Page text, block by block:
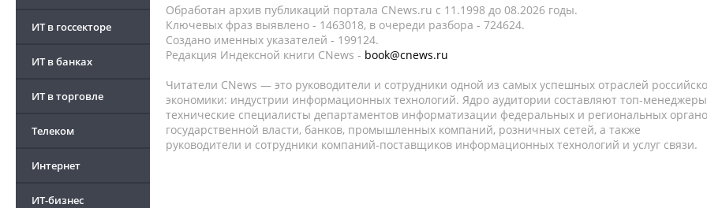
ИТ в госсекторе
ИТ в банках
ИТ в торговле
Телеком
Интернет
ИТ-бизнес
Обработан архив публикаций портала CNews.ru c 11.1998 до 08.2026 годы.
Ключевых фраз выявлено - 1463018, в очереди разбора - 724624.
Создано именных указателей - 199124.
Редакция Индексной книги CNews - book@cnews.ru
Читатели CNews — это руководители и сотрудники одной из самых успешных отраслей
экономики: индустрии информационных технологий. Ядро аудитории составляют топ-
технические специалисты департаментов информатизации федеральных и региональных
государственной власти, банков, промышленных компаний, розничных сетей, а также
руководители и сотрудники компаний-поставщиков информационных технологий и услуг связи.